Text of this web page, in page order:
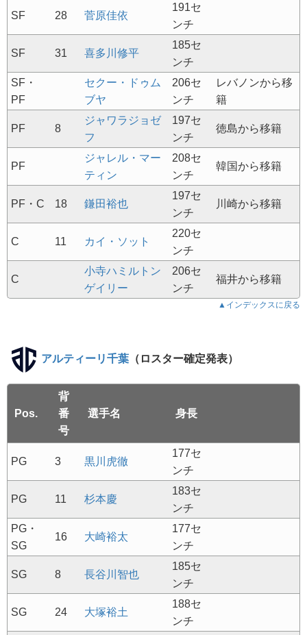
SF 28 菅原佳依
191セ
ンチ
SF 31 喜多川修平
185セ
ンチ
SF・
PF
セクー・ドゥム
ブヤ
206セ
ンチ
レバノンから移
籍
PF 8
ジャワラジョゼ
フ
197セ
ンチ
徳島から移籍
PF
ジャレル・マー
ティン
208セ
ンチ
韓国から移籍
PF・C 18 鎌田裕也
197セ
ンチ
川崎から移籍
C 11 カイ・ソット
220セ
ンチ
C
小寺ハミルトン
ゲイリー
206セ
ンチ
福井から移籍
▲インデックスに戻る
アルティーリ千葉 （ロスター確定発表）
Pos.
背
番
号
選手名 身長
PG 3 黒川虎徹
177セ
ンチ
PG 11 杉本慶
183セ
ンチ
PG・
SG
16 大崎裕太
177セ
ンチ
SG 8 長谷川智也
185セ
ンチ
SG 24 大塚裕土
188セ
ンチ